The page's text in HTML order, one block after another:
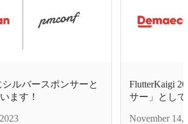
シルバースポンサーと
ます！
FlutterKaigi
サー」とし
November 14,